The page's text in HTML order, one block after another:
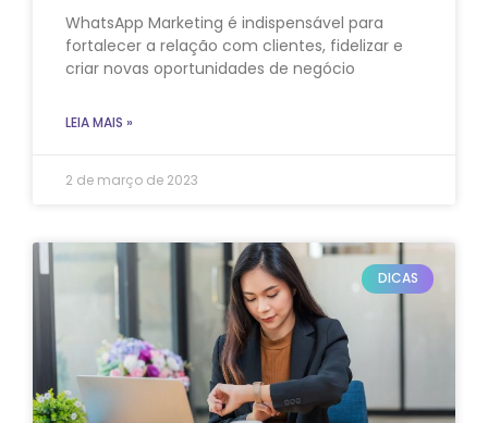
WhatsApp Marketing é indispensável para
fortalecer a relação com clientes, fidelizar e
criar novas oportunidades de negócio
LEIA MAIS »
2 de março de 2023
DICAS